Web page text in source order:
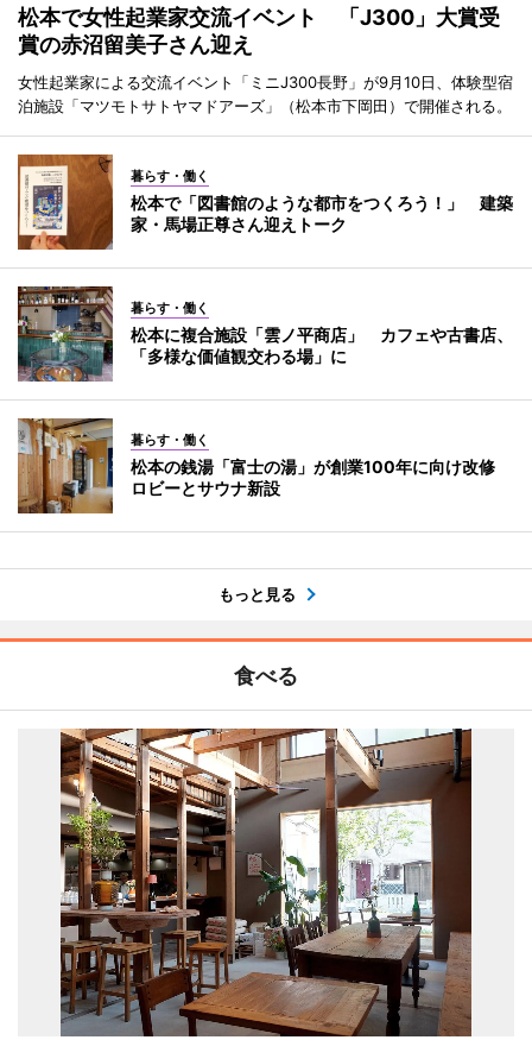
松本で女性起業家交流イベント 「J300」大賞受
賞の赤沼留美子さん迎え
女性起業家による交流イベント「ミニJ300長野」が9月10日、体験型宿
泊施設「マツモトサトヤマドアーズ」（松本市下岡田）で開催される。
暮らす・働く
松本で「図書館のような都市をつくろう！」 建築
家・馬場正尊さん迎えトーク
暮らす・働く
松本に複合施設「雲ノ平商店」 カフェや古書店、
「多様な価値観交わる場」に
暮らす・働く
松本の銭湯「富士の湯」が創業100年に向け改修
ロビーとサウナ新設
もっと見る
食べる